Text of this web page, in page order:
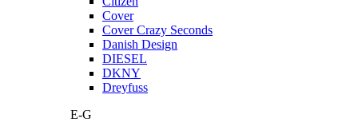
Cover
Cover Crazy Seconds
Danish Design
DIESEL
DKNY
Dreyfuss
E-G